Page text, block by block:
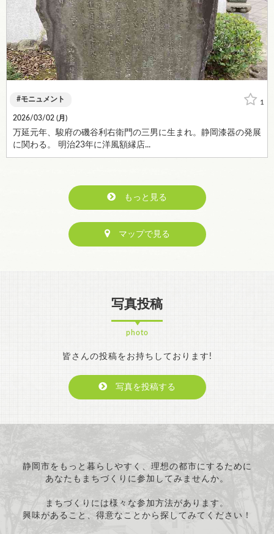
1
モニュメント
2026/03/02 (月 )
万延元年、駿府の磯谷利右衛門の三男に生まれ。静岡漆器の発展
に関わる。 明治23年に洋風額縁店...
もっと見る
マップで見る
写真投稿
photo
皆さんの投稿をお持ちしております!
写真を投稿する
静岡市をもっと暮らしやすく、理想の都市にするために
あなたもまちづくりに参加してみませんか。
まちづくりには様々な参加方法があります。
興味があること、得意なことから探してみてください！